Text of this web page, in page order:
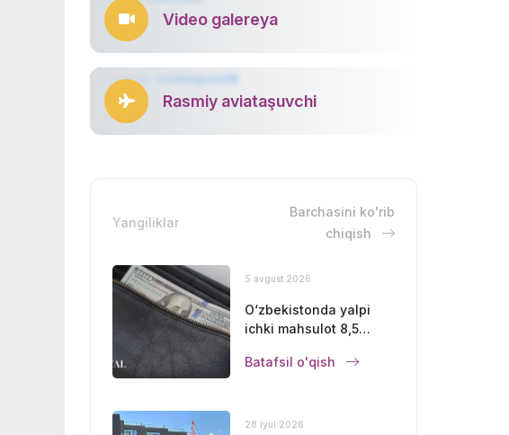
Video galereya
Rasmiy aviataşuvchi
Yangiliklar
Barchasini ko'rib
chiqish
5 avgust 2026
O‘zbekistonda yalpi
ichki mahsulot 8,5
Batafsil o'qish
28 iyul 2026